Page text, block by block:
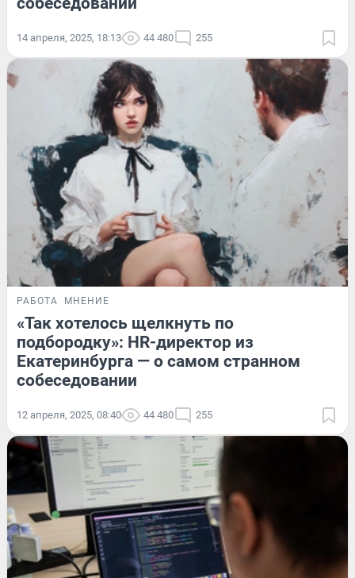
14 апреля, 2025, 18:13 44 480 255
РАБОТА МНЕНИЕ
«Так хотелось щелкнуть по
подбородку»: HR-директор из
Екатеринбурга — о самом странном
собеседовании
12 апреля, 2025, 08:40 44 480 255